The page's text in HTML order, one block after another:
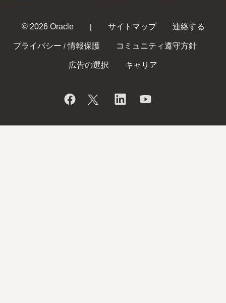
© 2026 Oracle | サイトマップ 連絡する
プライバシー / 情報保護 コミュニティ遵守方針
広告の選択 キャリア